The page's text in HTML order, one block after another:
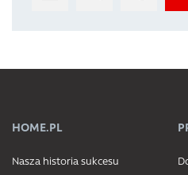
HOME.PL
Nasza historia sukcesu